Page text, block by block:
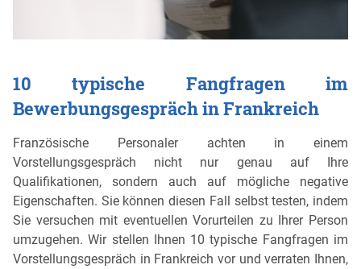
10 typische Fangfragen im
Bewerbungsgespräch in Frankreich
Französische Personaler achten in einem
Vorstellungsgespräch nicht nur genau auf Ihre
Qualifikationen, sondern auch auf mögliche negative
Eigenschaften. Sie können diesen Fall selbst testen, indem
Sie versuchen mit eventuellen Vorurteilen zu Ihrer Person
umzugehen. Wir stellen Ihnen 10 typische Fangfragen im
Vorstellungsgespräch in Frankreich vor und verraten Ihnen,